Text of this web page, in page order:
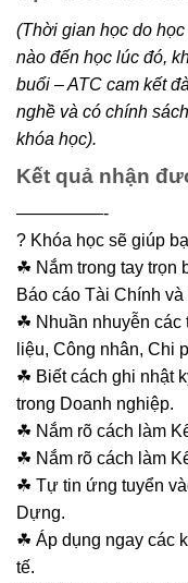
(Thời gian học do
nào đến học lúc đó,
buổi – ATC cam kết
nghề và có chính
khóa học).
Kết quả nhận
—————-
? Khóa học sẽ giúp
☘ Nắm trong tay trọn
Báo cáo Tài Chính
☘ Nhuần nhuyễn các
liệu, Công nhân, Chi
☘ Biết cách ghi nhật
trong Doanh nghiệp.
☘ Nắm rõ cách làm
☘ Nắm rõ cách làm
☘ Tự tin ứng tuyển
Dựng.
☘ Áp dụng ngay các
tế.